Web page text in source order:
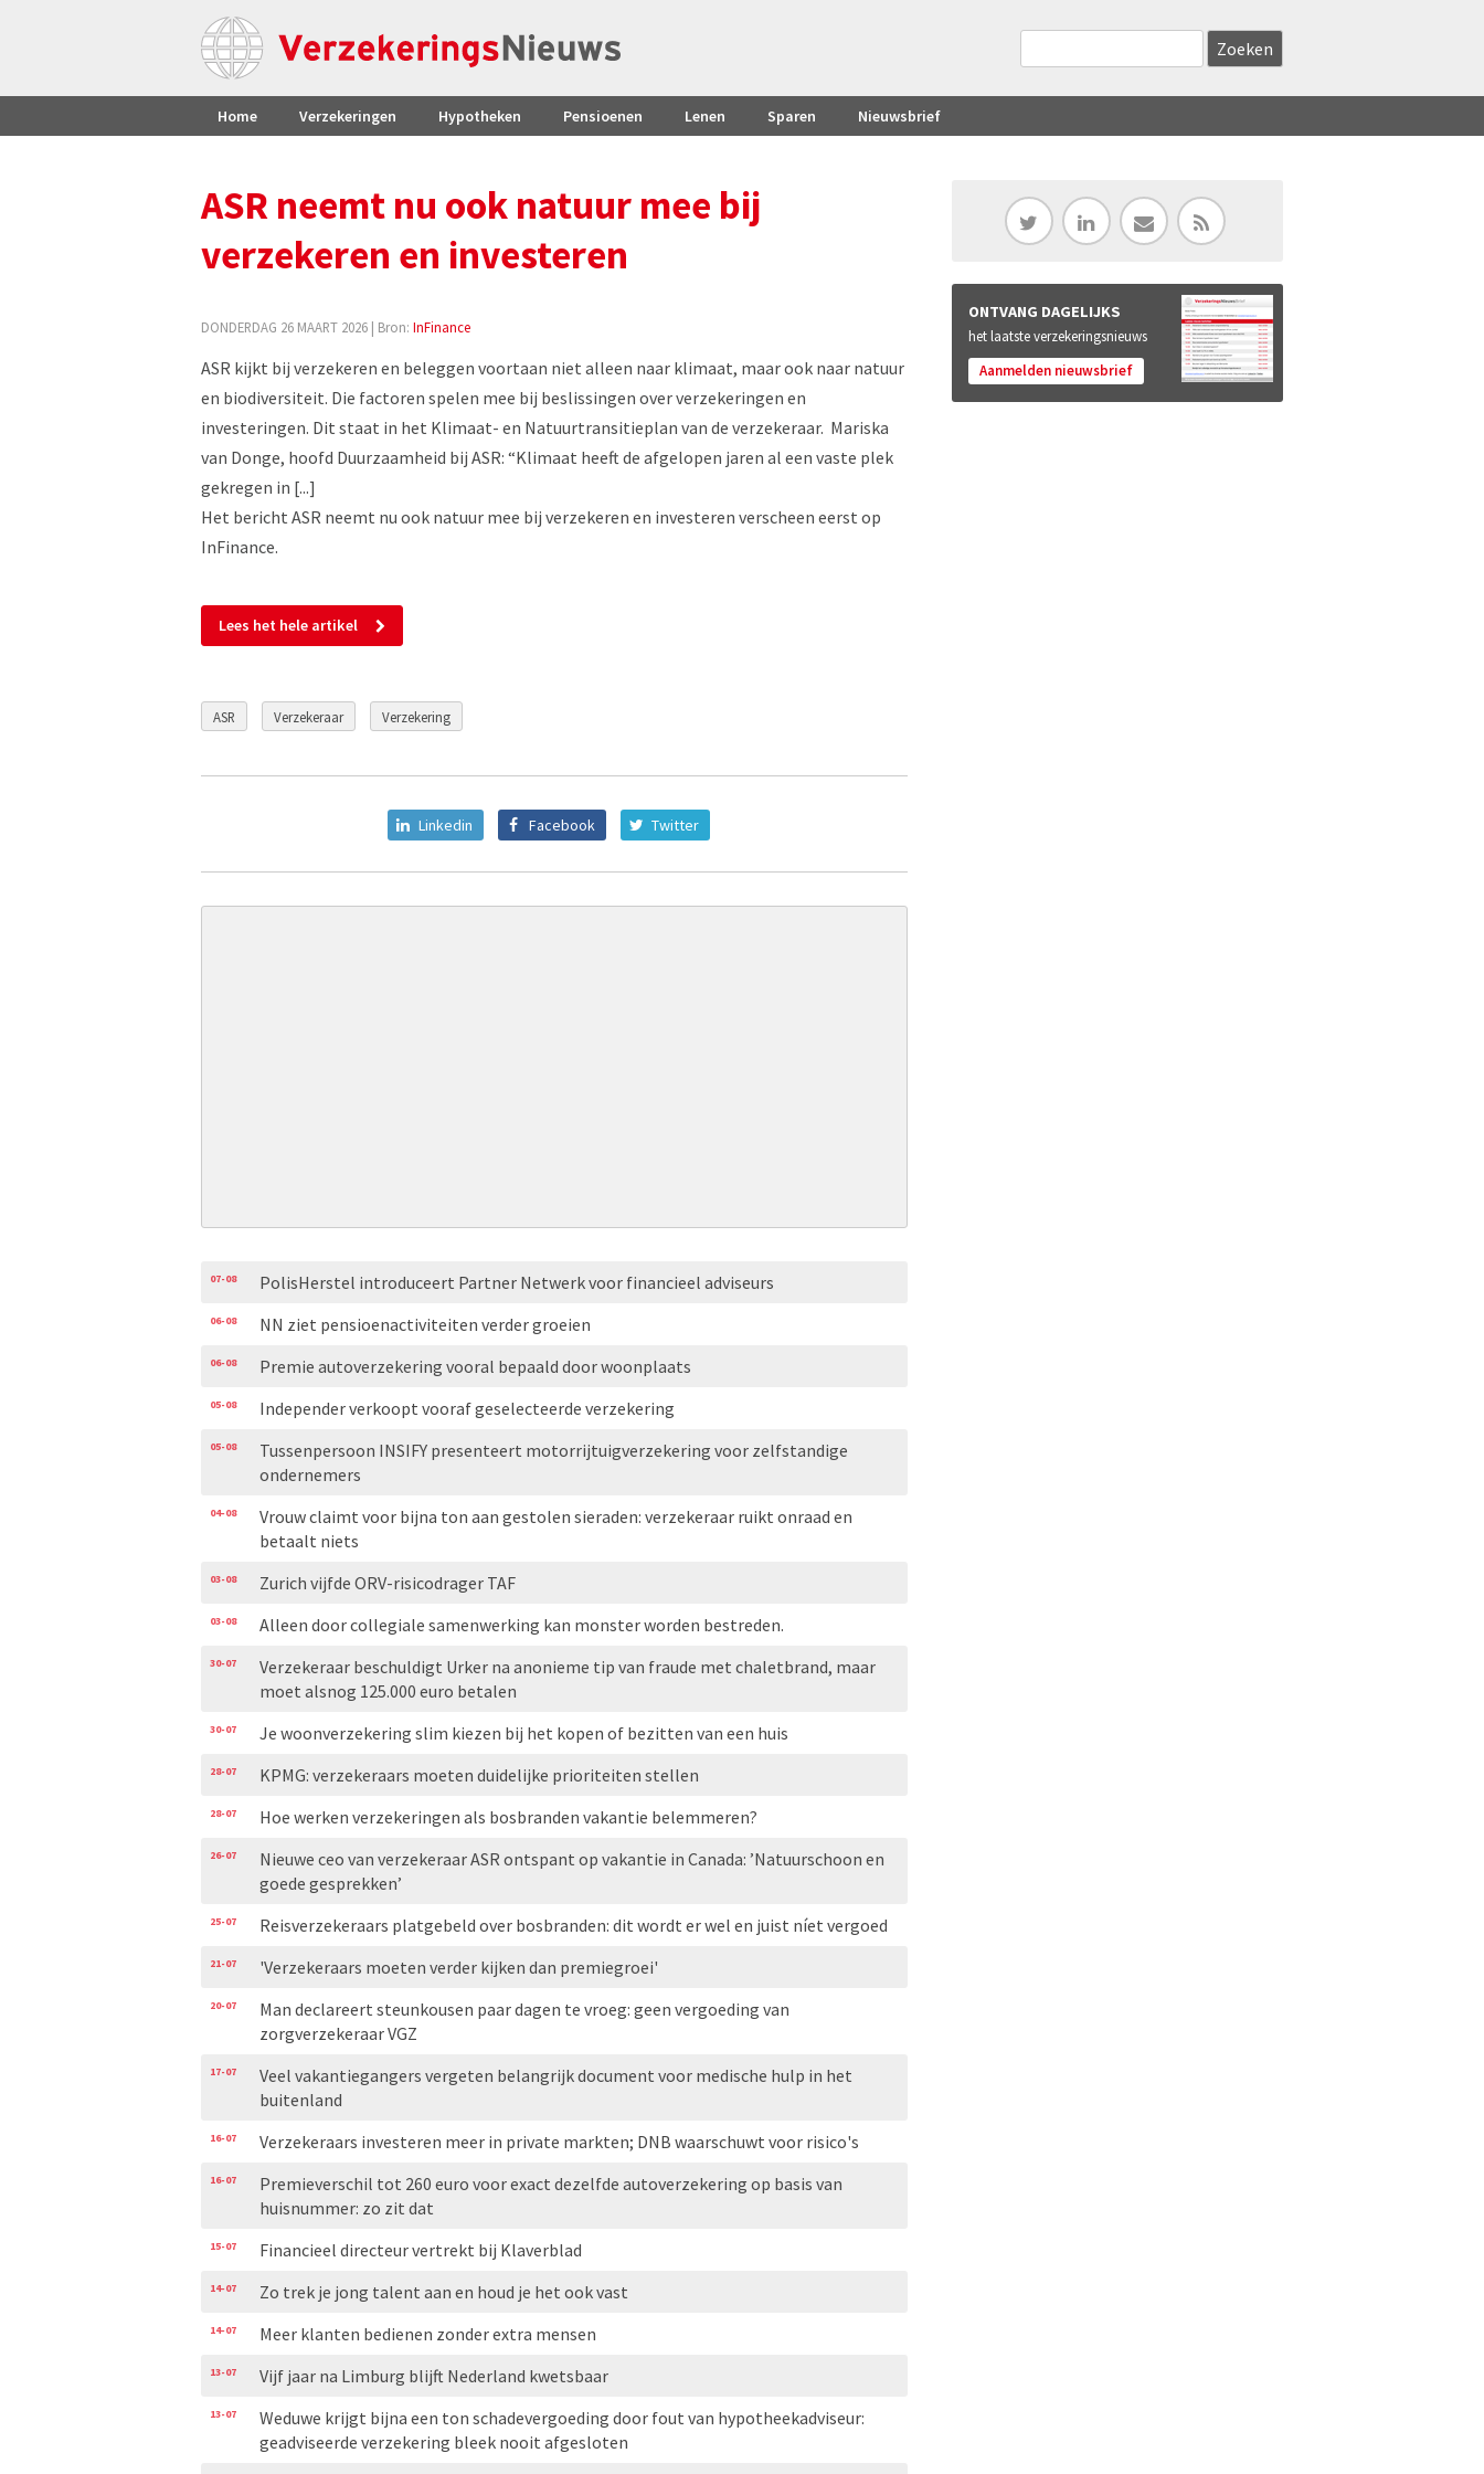
Home Verzekeringen Hypotheken Pensioenen Lenen Sparen Nieuwsbrief
ASR neemt nu ook natuur mee bij
verzekeren en investeren
DONDERDAG 26 MAART 2026 | Bron: InFinance
ASR kijkt bij verzekeren en beleggen voortaan niet alleen naar klimaat, maar ook naar natuur
en biodiversiteit. Die factoren spelen mee bij beslissingen over verzekeringen en
investeringen. Dit staat in het Klimaat- en Natuurtransitieplan van de verzekeraar. Mariska
van Donge, hoofd Duurzaamheid bij ASR: “Klimaat heeft de afgelopen jaren al een vaste plek
gekregen in [...]
Het bericht ASR neemt nu ook natuur mee bij verzekeren en investeren verscheen eerst op
InFinance.
Lees het hele artikel
ASR Verzekeraar Verzekering
Linkedin Facebook Twitter
07-08 PolisHerstel introduceert Partner Netwerk voor financieel adviseurs
06-08 NN ziet pensioenactiviteiten verder groeien
06-08 Premie autoverzekering vooral bepaald door woonplaats
05-08 Independer verkoopt vooraf geselecteerde verzekering
05-08
Tussenpersoon INSIFY presenteert motorrijtuigverzekering voor zelfstandige
ondernemers
04-08
Vrouw claimt voor bijna ton aan gestolen sieraden: verzekeraar ruikt onraad en
betaalt niets
03-08 Zurich vijfde ORV-risicodrager TAF
03-08 Alleen door collegiale samenwerking kan monster worden bestreden.
30-07
Verzekeraar beschuldigt Urker na anonieme tip van fraude met chaletbrand, maar
moet alsnog 125.000 euro betalen
30-07 Je woonverzekering slim kiezen bij het kopen of bezitten van een huis
28-07 KPMG: verzekeraars moeten duidelijke prioriteiten stellen
28-07 Hoe werken verzekeringen als bosbranden vakantie belemmeren?
26-07
Nieuwe ceo van verzekeraar ASR ontspant op vakantie in Canada: ’Natuurschoon en
goede gesprekken’
25-07 Reisverzekeraars platgebeld over bosbranden: dit wordt er wel en juist níet vergoed
21-07 'Verzekeraars moeten verder kijken dan premiegroei'
20-07
Man declareert steunkousen paar dagen te vroeg: geen vergoeding van
zorgverzekeraar VGZ
17-07
Veel vakantiegangers vergeten belangrijk document voor medische hulp in het
buitenland
16-07 Verzekeraars investeren meer in private markten; DNB waarschuwt voor risico's
16-07
Premieverschil tot 260 euro voor exact dezelfde autoverzekering op basis van
huisnummer: zo zit dat
15-07 Financieel directeur vertrekt bij Klaverblad
14-07 Zo trek je jong talent aan en houd je het ook vast
14-07 Meer klanten bedienen zonder extra mensen
13-07 Vijf jaar na Limburg blijft Nederland kwetsbaar
13-07
Weduwe krijgt bijna een ton schadevergoeding door fout van hypotheekadviseur:
geadviseerde verzekering bleek nooit afgesloten
ONTVANG DAGELIJKS
het laatste verzekeringsnieuws
Aanmelden nieuwsbrief